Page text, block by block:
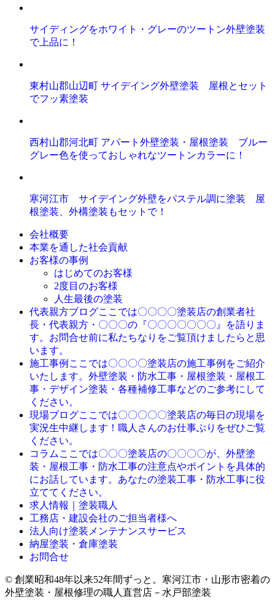
サイディングをホワイト・グレーのツートン外壁塗装
で上品に！
東村山郡山辺町 サイデイング外壁塗装 屋根とセット
でフッ素塗装
西村山郡河北町 アパート外壁塗装・屋根塗装 ブルー
グレー色を使っておしゃれなツートンカラーに！
寒河江市 サイデイング外壁をパステル調に塗装 屋
根塗装、外構塗装もセットで！
会社概要
本業を通した社会貢献
お客様の事例
はじめてのお客様
2度目のお客様
人生最後の塗装
代表親方ブログここでは〇〇〇〇塗装店の創業者社
長・代表親方・〇〇〇の『〇〇〇〇〇〇〇』を語りま
す。お問合せ前に私たちなりをご覧頂けましたらと思
います。
施工事例 ここでは〇〇〇〇塗装店の施工事例をご紹介
いたします。外壁塗装・防水工事・屋根塗装・屋根工
事・デザイン塗装・各種補修工事などのご参考にして
ください。
現場ブログここでは〇〇〇〇〇塗装店の毎日の現場を
実況生中継します！職人さんのお仕事ぶりをぜひご覧
ください。
コラム ここでは〇〇〇塗装店の〇〇〇〇が、外壁塗
装・屋根工事・防水工事の注意点やポイントを具体的
にお話しています。あなたの塗装工事・防水工事に役
立ててください。
求人情報｜塗装職人
工務店・建設会社のご担当者様へ
法人向け塗装メンテナンスサービス
納屋塗装・倉庫塗装
お問合せ
© 創業昭和48年以来52年間ずっと。寒河江市・山形市密着の
外壁塗装・屋根修理の職人直営店－水戸部塗装